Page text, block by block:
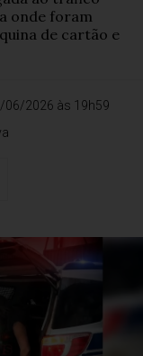
onde foram
de cartão e
06/2026 às 19h59